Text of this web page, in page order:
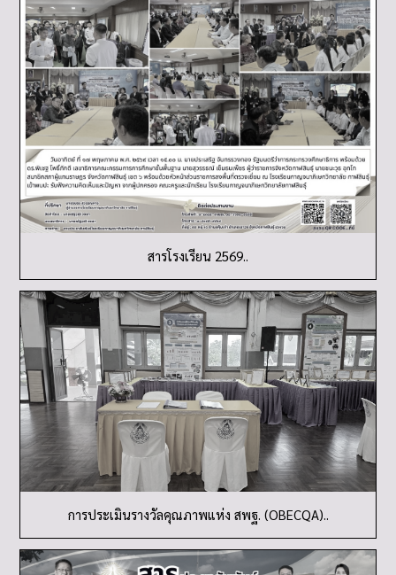
สารโรงเรียน 2569..
การประเมินรางวัลคุณภาพแห่ง สพฐ. (OBECQA)..